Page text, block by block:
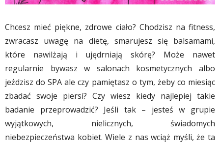
Chcesz mieć piękne, zdrowe ciało? Chodzisz na fitness,
zwracasz uwagę na dietę, smarujesz się balsamami,
które nawilżają i ujędrniają skórę? Może nawet
regularnie bywasz w salonach kosmetycznych albo
jeździsz do SPA ale czy pamiętasz o tym, żeby co miesiąc
zbadać swoje piersi? Czy wiesz kiedy najlepiej takie
badanie przeprowadzić? Jeśli tak – jesteś w grupie
wyjątkowych, nielicznych, świadomych
niebezpieczeństwa kobiet. Wiele z nas wciąż myśli, że ta